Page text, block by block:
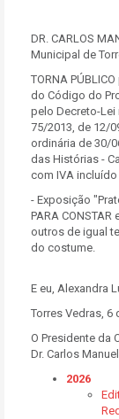
DR. CARLOS
Municipal de
TORNA
do Código do
pelo Decreto-Lei
75/2013, de 12/
ordinária de 30/
das Histórias -
com IVA
- Exposição
PARA
outros de igual
do costume.
E eu, Alexandra
Torres Vedras, 6
O Presidente da
Dr. Carlos
2026